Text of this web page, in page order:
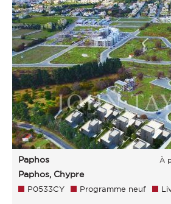
Paphos
Paphos, Chypre
À
P0533CY Programme neuf